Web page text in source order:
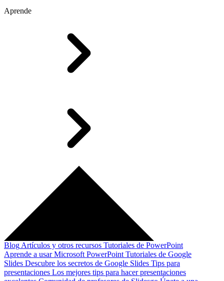
Aprende
Blog Artículos y otros recursos Tutoriales de PowerPoint
Aprende a usar Microsoft PowerPoint Tutoriales de Google
Slides Descubre los secretos de Google Slides Tips para
presentaciones Los mejores tips para hacer presentaciones